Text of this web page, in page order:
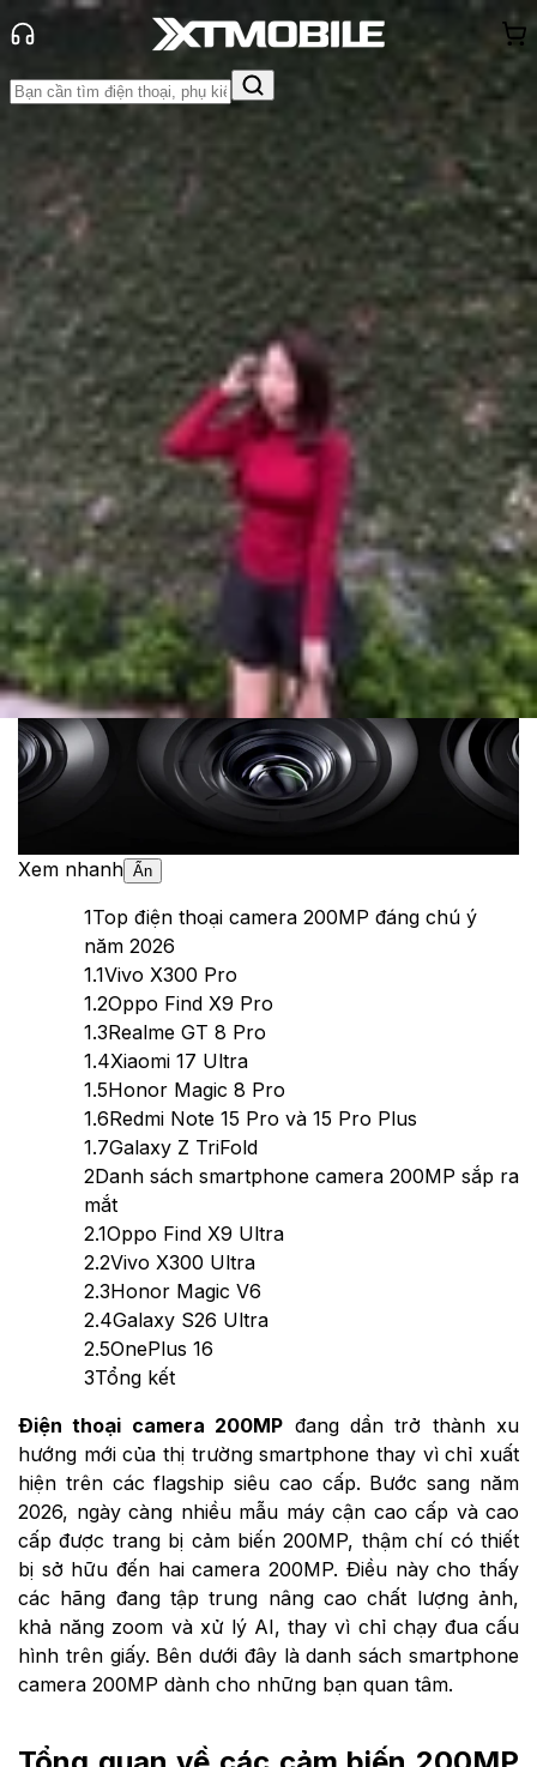
Tin tức
Tư vấn
Tin Mới
Đánh Giá - Trên Tay So Sánh Tư vấn
Khuyến
mãiThủ thuật Hỏi đáp App - Game Thông báo
Khách
hàng - Sự kiện
Top điện thoại camera 200MP
đáng chú ý nhất năm 2026
Anh Thư
Ngày đăng:
26/01/2026
Cập nhật: 26/01/2026
Theo dõi XTMobile trên
Xem nhanh Ẩn
1Top điện thoại camera 200MP đáng chú ý
năm 2026
1.1Vivo X300 Pro
1.2Oppo Find X9 Pro
1.3Realme GT 8 Pro
1.4Xiaomi 17 Ultra
1.5Honor Magic 8 Pro
1.6Redmi Note 15 Pro và 15 Pro Plus
1.7Galaxy Z TriFold
2Danh sách smartphone camera 200MP sắp ra
mắt
2.1Oppo Find X9 Ultra
2.2Vivo X300 Ultra
2.3Honor Magic V6
2.4Galaxy S26 Ultra
2.5OnePlus 16
3Tổng kết
Điện thoại camera 200MP đang dần trở thành xu
hướng mới của thị trường smartphone thay vì chỉ xuất
hiện trên các flagship siêu cao cấp. Bước sang năm
2026, ngày càng nhiều mẫu máy cận cao cấp và cao
cấp được trang bị cảm biến 200MP, thậm chí có thiết
bị sở hữu đến hai camera 200MP. Điều này cho thấy
các hãng đang tập trung nâng cao chất lượng ảnh,
khả năng zoom và xử lý AI, thay vì chỉ chạy đua cấu
hình trên giấy. Bên dưới đây là danh sách smartphone
camera 200MP dành cho những bạn quan tâm.